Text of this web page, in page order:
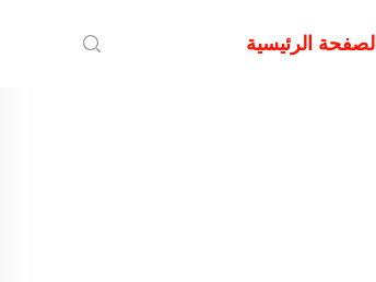
الصفحة الرئيسية